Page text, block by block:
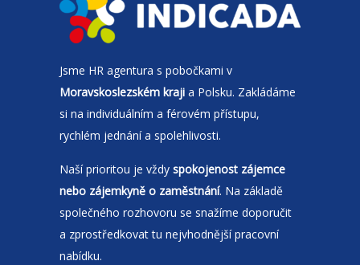
Jsme HR agentura s pobočkami v
Moravskoslezském kraji a Polsku. Zakládáme
si na individuálním a férovém přístupu,
rychlém jednání a spolehlivosti.
Naší prioritou je vždy spokojenost zájemce
nebo zájemkyně o zaměstnání. Na základě
společného rozhovoru se snažíme doporučit
a zprostředkovat tu nejvhodnější pracovní
nabídku.